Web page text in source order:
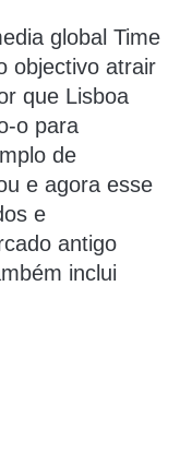
global Time
objectivo atrair
que Lisboa
o para
de
e agora esse
e
antigo
inclui